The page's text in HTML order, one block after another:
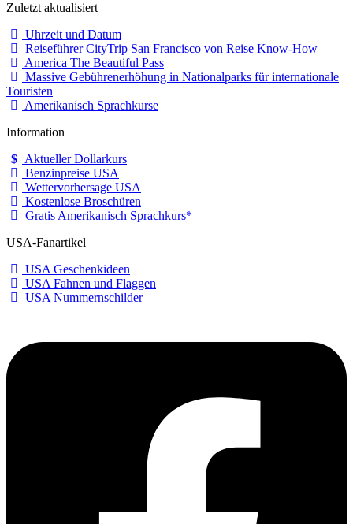
Zuletzt aktualisiert
Uhrzeit und Datum
Reiseführer CityTrip San Francisco von Reise Know-How
America The Beautiful Pass
Massive Gebührenerhöhung in Nationalparks für internationale
Touristen
Amerikanisch Sprachkurse
Information
Aktueller Dollarkurs
Benzinpreise USA
Wettervorhersage USA
Kostenlose Broschüren
Gratis Amerikanisch Sprachkurs
USA-Fanartikel
USA Geschenkideen
USA Fahnen und Flaggen
USA Nummernschilder